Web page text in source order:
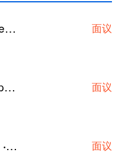
Regional Commercial Executive/Asst Manager/Manager
面议
(Sr.) Market Manager, Japan Hotel Contracting ·
面议
· 上海
面议